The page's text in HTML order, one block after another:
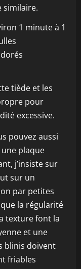
similaire.
1 minute à 1
tiède et les
pour
excessive.
pouvez aussi
plaque
j’insiste sur
sur un
par petites
la régularité
texture font la
et une
blinis doivent
friables